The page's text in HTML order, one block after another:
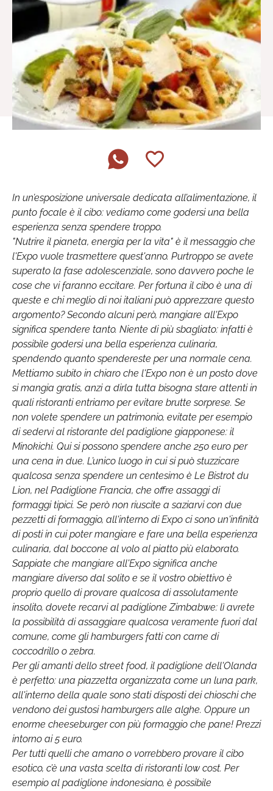
In un’esposizione universale dedicata all’alimentazione, il
punto focale è il cibo: vediamo come godersi una bella
esperienza senza spendere troppo.
"Nutrire il pianeta, energia per la vita" è il messaggio che
l'Expo vuole trasmettere quest'anno. Purtroppo se avete
superato la fase adolescenziale, sono davvero poche le
cose che vi faranno eccitare. Per fortuna il cibo è una di
queste e chi meglio di noi italiani può apprezzare questo
argomento? Secondo alcuni però, mangiare all'Expo
significa spendere tanto. Niente di più sbagliato: infatti è
possibile godersi una bella esperienza culinaria,
spendendo quanto spendereste per una normale cena.
Mettiamo subito in chiaro che l'Expo non è un posto dove
si mangia gratis, anzi a dirla tutta bisogna stare attenti in
quali ristoranti entriamo per evitare brutte sorprese. Se
non volete spendere un patrimonio, evitate per esempio
di sedervi al ristorante del padiglione giapponese: il
Minokichi. Qui si possono spendere anche 250 euro per
una cena in due. L’unico luogo in cui si può stuzzicare
qualcosa senza spendere un centesimo è Le Bistrot du
Lion, nel Padiglione Francia, che offre assaggi di
formaggi tipici. Se però non riuscite a saziarvi con due
pezzetti di formaggio, all'interno di Expo ci sono un'infinità
di posti in cui poter mangiare e fare una bella esperienza
culinaria, dal boccone al volo al piatto più elaborato.
Sappiate che mangiare all'Expo significa anche
mangiare diverso dal solito e se il vostro obiettivo è
proprio quello di provare qualcosa di assolutamente
insolito, dovete recarvi al padiglione Zimbabwe: lì avrete
la possibilità di assaggiare qualcosa veramente fuori dal
comune, come gli hamburgers fatti con carne di
coccodrillo o zebra.
Per gli amanti dello street food, il padiglione dell'Olanda
è perfetto: una piazzetta organizzata come un luna park,
all'interno della quale sono stati disposti dei chioschi che
vendono dei gustosi hamburgers alle alghe. Oppure un
enorme cheeseburger con più formaggio che pane! Prezzi
intorno ai 5 euro.
Per tutti quelli che amano o vorrebbero provare il cibo
esotico, c’è una vasta scelta di ristoranti low cost. Per
esempio al padiglione indonesiano, è possibile